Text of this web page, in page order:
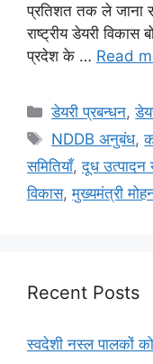
प्रतिशत तक ले जाना
राष्ट्रीय डेयरी विकास
प्रदेश के … Read
डेयरी प्रबन्धन,
NDDB अनुबंध,
समितियाँ,दूध उत्पादन
विकास,मुख्यमंत्री
Recent Posts
स्वदेशी नस्ल पालकों को